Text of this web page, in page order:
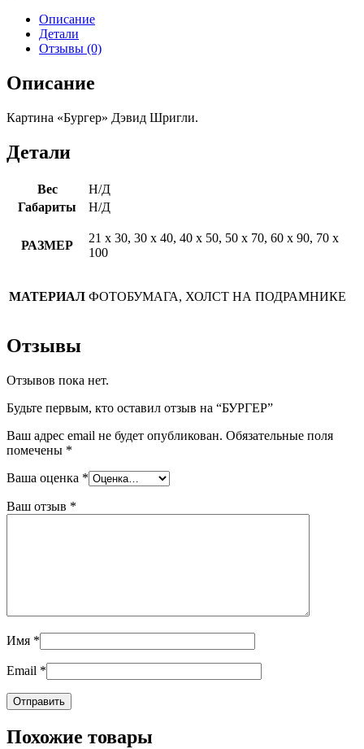
Описание
Детали
Отзывы (0)
Описание
Картина «Бургер» Дэвид Шригли.
Детали
Вес
Н/Д
Габариты
Н/Д
РАЗМЕР
21 х 30, 30 х 40, 40 х 50, 50 х 70, 60 х 90, 70 х
100
МАТЕРИАЛ ФОТОБУМАГА, ХОЛСТ НА ПОДРАМНИКЕ
Отзывы
Отзывов пока нет.
Будьте первым, кто оставил отзыв на “БУРГЕР”
Ваш адрес email не будет опубликован. Обязательные поля
помечены *
Ваша оценка *
Ваш отзыв *
Имя *
Email *
Похожие товары